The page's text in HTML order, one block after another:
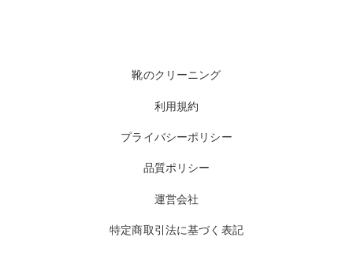
靴のクリーニング
利用規約
プライバシーポリシー
品質ポリシー
運営会社
特定商取引法に基づく表記